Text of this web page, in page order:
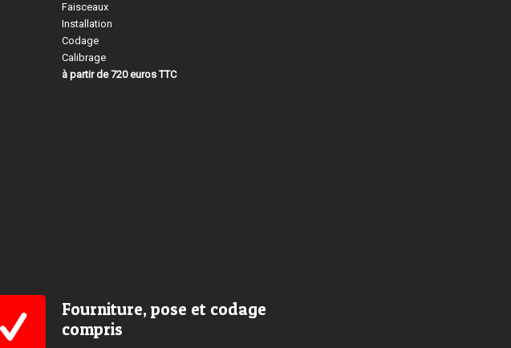
Faisceaux
Installation
Codage
Calibrage
à partir de 720 euros TTC
Fourniture, pose et codage
compris